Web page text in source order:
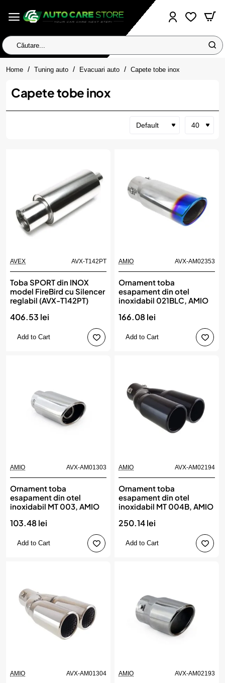
Căutare...
Home homeTuning auto Evacuari auto Capete tobe inox
Capete tobe inox
AVEX AVX-T142PT
Toba SPORT din INOX
model FireBird cu Silencer
reglabil (AVX-T142PT)
406.53 lei
Add to Cart
AMIO AVX-AM02353
Ornament toba
esapament din otel
inoxidabil 021BLC, AMIO
166.08 lei
Add to Cart
AMIO AVX-AM01303
Ornament toba
esapament din otel
inoxidabil MT 003, AMIO
103.48 lei
Add to Cart
AMIO AVX-AM02194
Ornament toba
esapament din otel
inoxidabil MT 004B, AMIO
250.14 lei
Add to Cart
AMIO AVX-AM01304 AMIO AVX-AM02193